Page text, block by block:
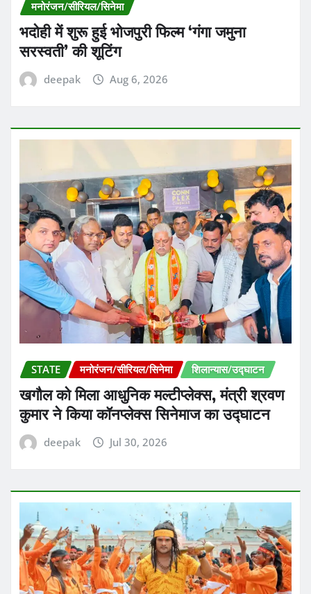
मनोरंजन/सीरियल/सिनेमा
भदोही में शुरू हुई भोजपुरी फिल्म ‘गंगा जमुना
सरस्वती’ की शूटिंग
deepak Aug 6, 2026
STATE मनोरंजन/सीरियल/सिनेमा शिलान्यास/उद्घाटन
खगौल को मिला आधुनिक मल्टीप्लेक्स, मंत्री श्रवण
कुमार ने किया कॉनप्लेक्स सिनेमाज का उद्घाटन
deepak Jul 30, 2026